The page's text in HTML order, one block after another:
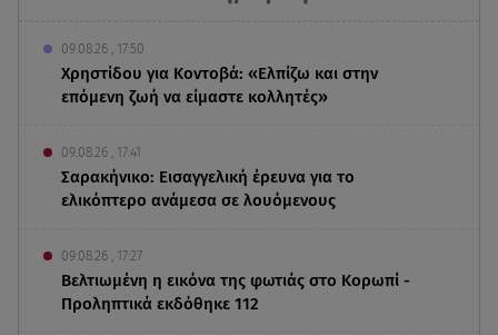
09.08.26 , 17:50
Χρηστίδου για Κοντοβά: «Ελπίζω και στην
επόμενη ζωή να είμαστε κολλητές»
09.08.26 , 17:41
Σαρακήνικο: Εισαγγελική έρευνα για το
ελικόπτερο ανάμεσα σε λουόμενους
09.08.26 , 17:27
Βελτιωμένη η εικόνα της φωτιάς στο Κορωπί -
Προληπτικά εκδόθηκε 112